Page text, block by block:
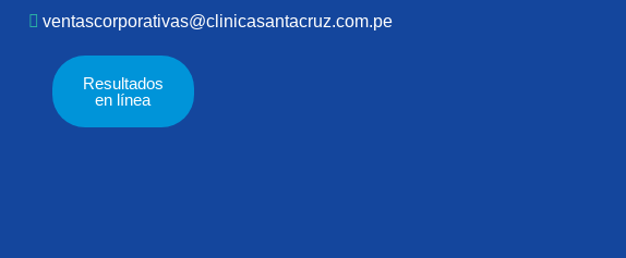
ventascorporativas@clinicasantacruz.com.pe
Resultados
en línea